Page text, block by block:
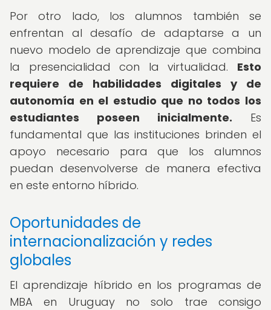
Por otro lado, los alumnos también se
enfrentan al desafío de adaptarse a un
nuevo modelo de aprendizaje que combina
la presencialidad con la virtualidad. Esto
requiere de habilidades digitales y de
autonomía en el estudio que no todos los
estudiantes poseen inicialmente. Es
fundamental que las instituciones brinden el
apoyo necesario para que los alumnos
puedan desenvolverse de manera efectiva
en este entorno híbrido.
Oportunidades de
internacionalización y redes
globales
El aprendizaje híbrido en los programas de
MBA en Uruguay no solo trae consigo